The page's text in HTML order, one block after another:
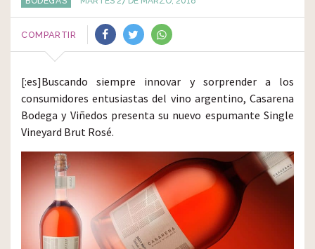
COMPARTIR
[:es]Buscando siempre innovar y sorprender a los
consumidores entusiastas del vino argentino, Casarena
Bodega y Viñedos presenta su nuevo espumante Single
Vineyard Brut Rosé.